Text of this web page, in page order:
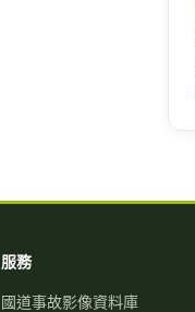
服務
國道事故影像資料庫